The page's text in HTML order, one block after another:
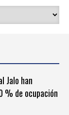
Jalo han
% de ocupación